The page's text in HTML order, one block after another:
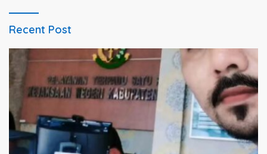
Recent Post